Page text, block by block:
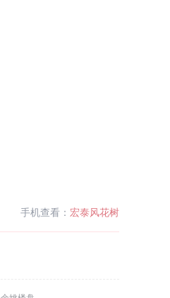
手机查看： 宏泰风花树